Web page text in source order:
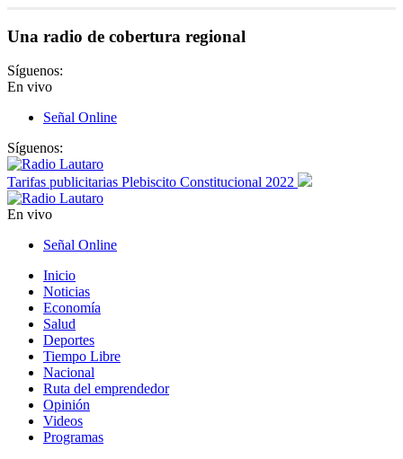
Una radio de cobertura regional
Síguenos:
En vivo
Señal Online
Síguenos:
Tarifas publicitarias Plebiscito Constitucional 2022
En vivo
Señal Online
Inicio
Noticias
Economía
Salud
Deportes
Tiempo Libre
Nacional
Ruta del emprendedor
Opinión
Videos
Programas